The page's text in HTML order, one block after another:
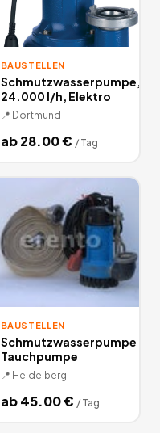
BAUSTELLEN
Schmutzwasserpumpe,
24.000 l/h, Elektro
📍 Dortmund
ab28.00€ / Tag
BAUSTELLEN
Schmutzwasserpumpe
Tauchpumpe
📍 Heidelberg
ab45.00€ / Tag